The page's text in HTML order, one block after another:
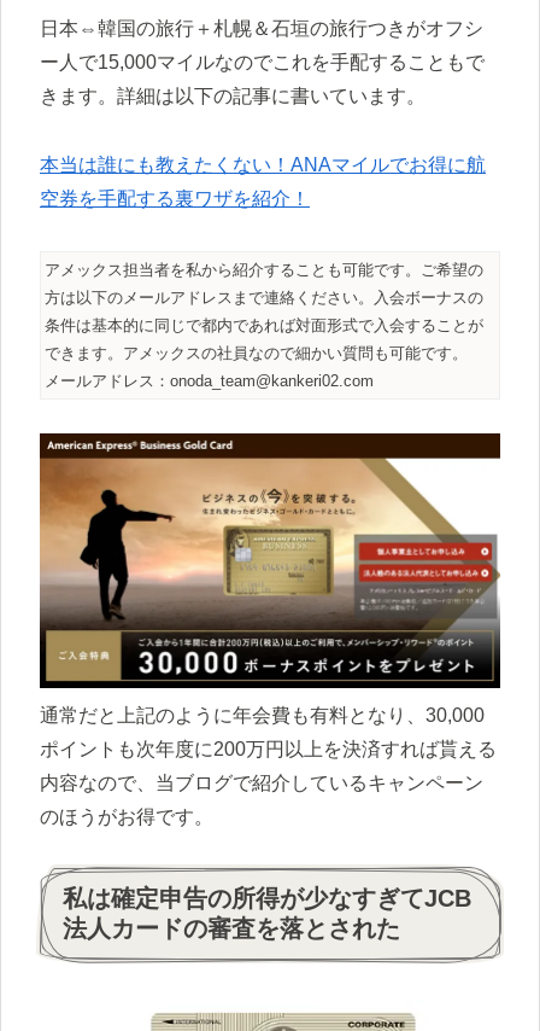
日本⇔韓国の旅行＋札幌＆石垣の旅行つきがオフシ
ー人で15,000マイルなのでこれを手配することもで
きます。詳細は以下の記事に書いています。
本当は誰にも教えたくない！ANAマイルでお得に航
空券を手配する裏ワザを紹介！
アメックス担当者を私から紹介することも可能です。ご希望の
方は以下のメールアドレスまで連絡ください。入会ボーナスの
条件は基本的に同じで都内であれば対面形式で入会することが
できます。アメックスの社員なので細かい質問も可能です。
メールアドレス：onoda_team@kankeri02.com
通常だと上記のように年会費も有料となり、30,000
ポイントも次年度に200万円以上を決済すれば貰える
内容なので、当ブログで紹介しているキャンペーン
のほうがお得です。
私は確定申告の所得が少なすぎてJCB
法人カードの審査を落とされた